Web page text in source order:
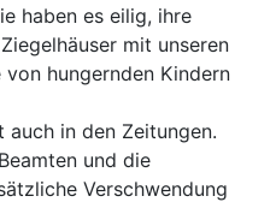
haben es eilig, ihre
mit unseren
hungernden Kindern
auch in den Zeitungen.
und die
Verschwendung